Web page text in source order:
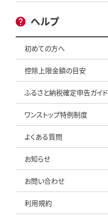
ヘルプ
初めての方へ
控除上限金額の目安
ふるさと納税確定申告ガイド
ワンストップ特例制度
よくある質問
お知らせ
お問い合わせ
利用規約